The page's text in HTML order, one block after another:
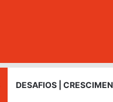
DESAFIOS |